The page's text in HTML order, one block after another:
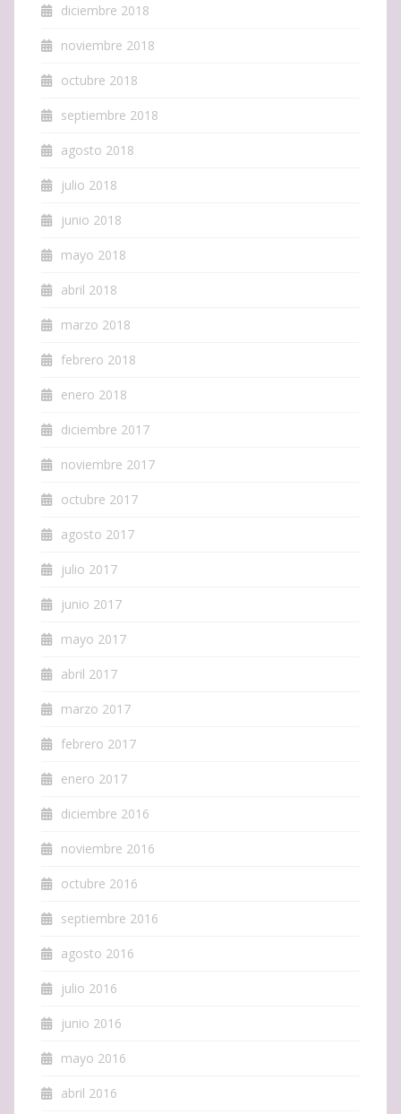
diciembre 2018
noviembre 2018
octubre 2018
septiembre 2018
agosto 2018
julio 2018
junio 2018
mayo 2018
abril 2018
marzo 2018
febrero 2018
enero 2018
diciembre 2017
noviembre 2017
octubre 2017
agosto 2017
julio 2017
junio 2017
mayo 2017
abril 2017
marzo 2017
febrero 2017
enero 2017
diciembre 2016
noviembre 2016
octubre 2016
septiembre 2016
agosto 2016
julio 2016
junio 2016
mayo 2016
abril 2016